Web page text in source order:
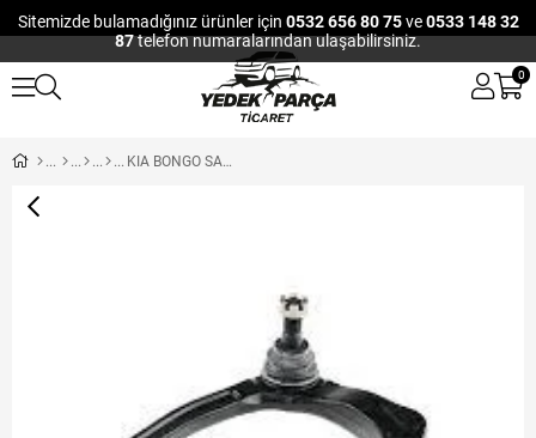
Sitemizde bulamadığınız ürünler için 0532 656 80 75ve0533 148 32
87telefon numaralarından ulaşabilirsiniz.
0
KIA BONGO SALINCAK UST SOL 06-12 K2900 / BONGO 12-16 2.5 BURCLU ROTILLI UST SOL